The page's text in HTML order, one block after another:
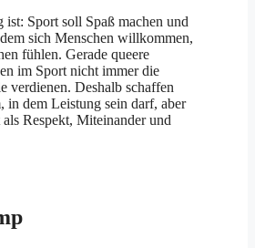
ist: Sport soll Spaß machen und
sich Menschen willkommen,
fühlen. Gerade queere
im Sport nicht immer die
verdienen. Deshalb schaffen
in dem Leistung sein darf, aber
Respekt, Miteinander und